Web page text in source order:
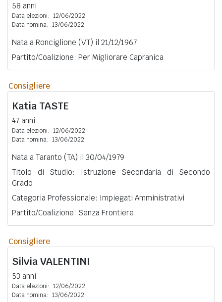
58 anni
Data elezioni: 12/06/2022
Data nomina: 13/06/2022
Nata a Ronciglione (VT) il 21/12/1967
Partito/Coalizione: Per Migliorare Capranica
Consigliere
Katia TASTE
47 anni
Data elezioni: 12/06/2022
Data nomina: 13/06/2022
Nata a Taranto (TA) il 30/04/1979
Titolo di Studio: Istruzione Secondaria di Secondo
Grado
Categoria Professionale: Impiegati Amministrativi
Partito/Coalizione: Senza Frontiere
Consigliere
SilviaVALENTINI
53 anni
Data elezioni: 12/06/2022
Data nomina: 13/06/2022